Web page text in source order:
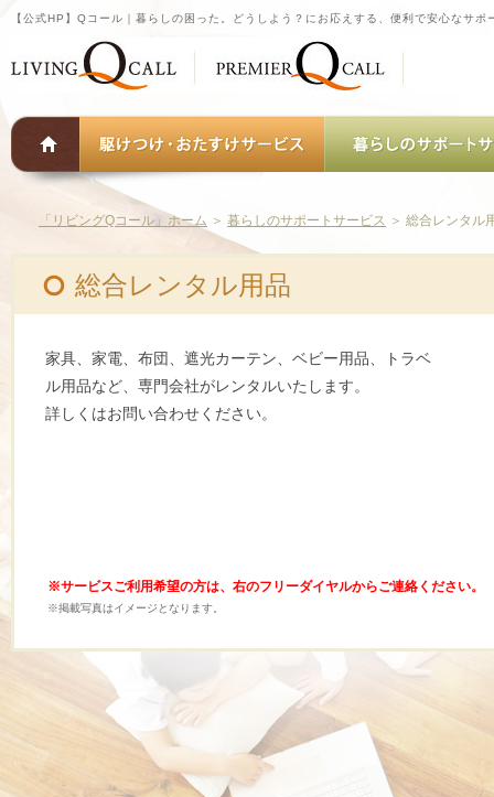
【公式HP】Qコール｜暮らしの困った。どうしよう？にお応えする、便利で安心なサポ
「リビングQコール」ホーム ＞ 暮らしのサポートサービス ＞ 総合レンタル
総合レンタル用品
家具、家電、布団、遮光カーテン、ベビー用品、トラベ
ル用品など、専門会社がレンタルいたします。
詳しくはお問い合わせください。
※サービスご利用希望の方は、右のフリーダイヤルからご連絡ください。
※掲載写真はイメージとなります。